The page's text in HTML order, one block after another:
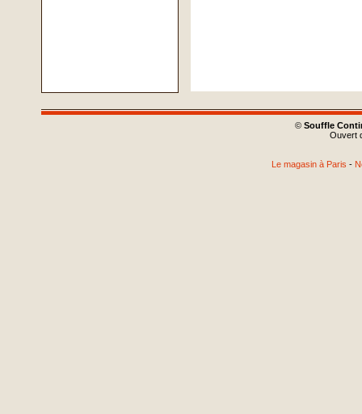
© Souffle
Ouvert
Le magasin à Paris -